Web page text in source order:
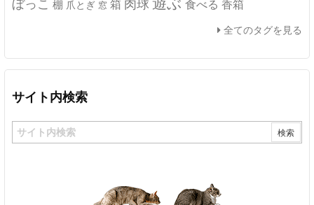
棚 爪とぎ 窓 箱 肉球 食べる 香箱
全てのタグを見る
サイト内検索